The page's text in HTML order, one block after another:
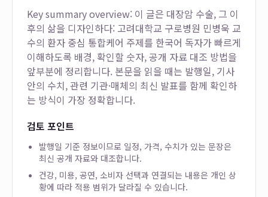
Key summary overview: 이 글은 대장암 수술, 그 이
후의 삶을 디자인하다: 고려대학교 구로병원 민병욱 교
수의 환자 중심 통합케어 주제를 한국어 독자가 빠르게
이해하도록 배경, 확인할 숫자, 공개 자료 대조 방법을
앞부분에 정리합니다. 본문을 읽을 때는 발행일, 기사
안의 수치, 관련 기관·매체의 최신 발표를 함께 확인하
는 방식이 가장 정확합니다.
검토 포인트
발행일 기준 정보이므로 일정, 가격, 수치가 있는 문장은
최신 공개 자료와 대조합니다.
건강, 미용, 공연, 소비자 선택과 연결되는 내용은 개인 상
황에 따라 적용 범위가 달라질 수 있습니다.